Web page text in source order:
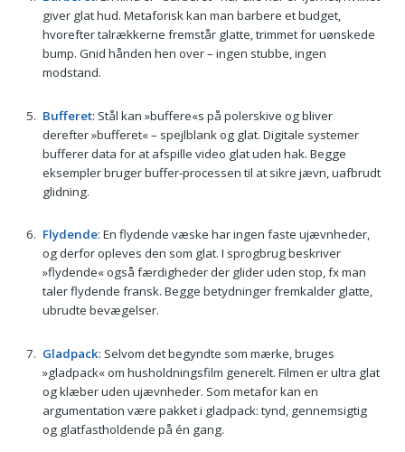
giver glat hud. Metaforisk kan man barbere et budget,
hvorefter talrækkerne fremstår glatte, trimmet for uønskede
bump. Gnid hånden hen over – ingen stubbe, ingen
modstand.
Bufferet: Stål kan »buffere«s på polerskive og bliver
derefter »bufferet« – spejlblank og glat. Digitale systemer
bufferer data for at afspille video glat uden hak. Begge
eksempler bruger buffer-processen til at sikre jævn, uafbrudt
glidning.
Flydende: En flydende væske har ingen faste ujævnheder,
og derfor opleves den som glat. I sprogbrug beskriver
»flydende« også færdigheder der glider uden stop, fx man
taler flydende fransk. Begge betydninger fremkalder glatte,
ubrudte bevægelser.
Gladpack: Selvom det begyndte som mærke, bruges
»gladpack« om husholdningsfilm generelt. Filmen er ultra glat
og klæber uden ujævnheder. Som metafor kan en
argumentation være pakket i gladpack: tynd, gennemsigtig
og glatfastholdende på én gang.